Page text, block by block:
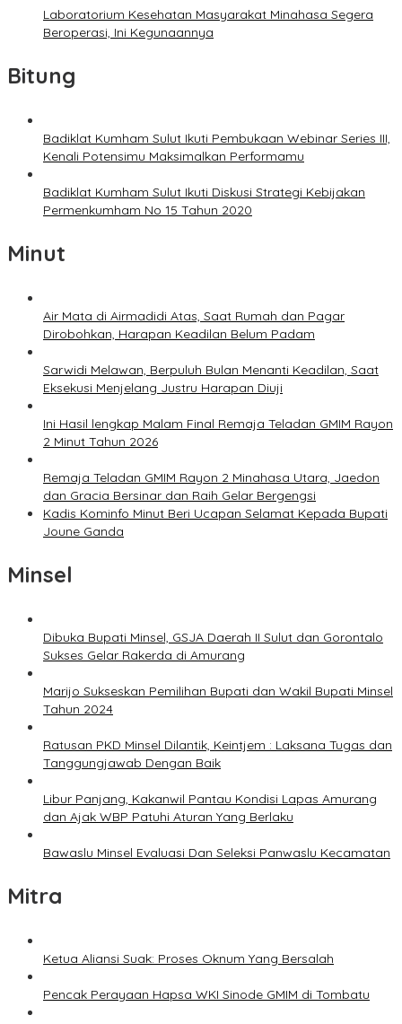
Laboratorium Kesehatan Masyarakat Minahasa Segera
Beroperasi, Ini Kegunaannya
Bitung
Badiklat Kumham Sulut Ikuti Pembukaan Webinar Series III,
Kenali Potensimu Maksimalkan Performamu
Badiklat Kumham Sulut Ikuti Diskusi Strategi Kebijakan
Permenkumham No 15 Tahun 2020
Minut
Air Mata di Airmadidi Atas, Saat Rumah dan Pagar
Dirobohkan, Harapan Keadilan Belum Padam
Sarwidi Melawan, Berpuluh Bulan Menanti Keadilan, Saat
Eksekusi Menjelang Justru Harapan Diuji
Ini Hasil lengkap Malam Final Remaja Teladan GMIM Rayon
2 Minut Tahun 2026
Remaja Teladan GMIM Rayon 2 Minahasa Utara, Jaedon
dan Gracia Bersinar dan Raih Gelar Bergengsi
Kadis Kominfo Minut Beri Ucapan Selamat Kepada Bupati
Joune Ganda
Minsel
Dibuka Bupati Minsel, GSJA Daerah II Sulut dan Gorontalo
Sukses Gelar Rakerda di Amurang
Marijo Sukseskan Pemilihan Bupati dan Wakil Bupati Minsel
Tahun 2024
Ratusan PKD Minsel Dilantik, Keintjem : Laksana Tugas dan
Tanggungjawab Dengan Baik
Libur Panjang, Kakanwil Pantau Kondisi Lapas Amurang
dan Ajak WBP Patuhi Aturan Yang Berlaku
Bawaslu Minsel Evaluasi Dan Seleksi Panwaslu Kecamatan
Mitra
Ketua Aliansi Suak: Proses Oknum Yang Bersalah
Pencak Perayaan Hapsa WKI Sinode GMIM di Tombatu